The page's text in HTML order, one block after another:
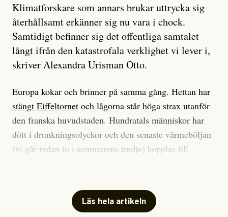
Klimatforskare som annars brukar uttrycka sig
återhållsamt erkänner sig nu vara i chock.
Samtidigt befinner sig det offentliga samtalet
långt ifrån den katastrofala verklighet vi lever i,
skriver Alexandra Urisman Otto.
Europa kokar och brinner på samma gång. Hettan har
stängt Eiffeltornet och lågorna står höga strax utanför
den franska huvudstaden. Hundratals människor har
dött i drunkningsolyckor och den senaste värmeböljan
(vi går redan in i sommarens tredje) kopplas till
Har du också panik i hettan? Känns det som en
mardröm? Bra, allt annat vore fullständigt orimligt.
Läs hela artikeln